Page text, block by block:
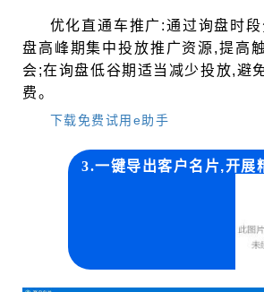
优化直通车推广:通过询盘时
盘高峰期集中投放推广资源,提高
会;在询盘低谷期适当减少投放,避
费。
下载免费试用e助手
3.一键导出客户名片,开展